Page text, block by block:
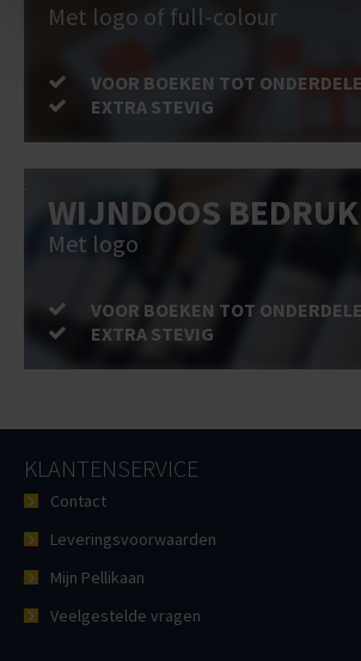
Met logo of full-colour
VOOR BOEKEN TOT
EXTRA STEVIG
WIJNDOOS
Met logo
VOOR BOEKEN TOT
EXTRA STEVIG
KLANTENSERVICE
Contact
Leveringsvoorwaarden
Mijn Pellikaan
Veelgestelde vragen